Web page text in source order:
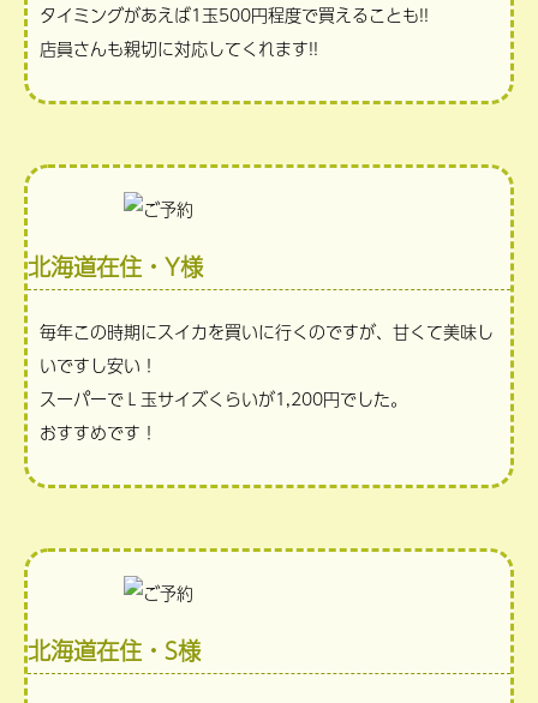
タイミングがあえば1玉500円程度で買えることも!!
店員さんも親切に対応してくれます!!
北海道在住・Y様
毎年この時期にスイカを買いに行くのですが、甘くて美味し
いですし安い！
スーパーでＬ玉サイズくらいが1,200円でした。
おすすめです！
北海道在住・S様